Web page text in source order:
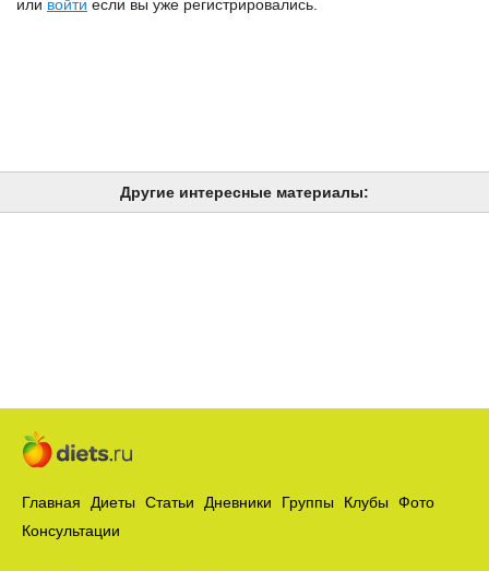
или войти если вы уже регистрировались.
Другие интересные материалы:
Главная Диеты Статьи Дневники Группы Клубы
Фото
Консультации